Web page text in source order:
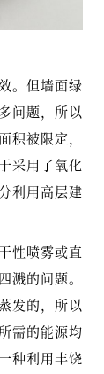
。但墙面绿
问题，所以
积被限定，
采用了氧化
利用高层建
性喷雾或直
溅的问题。
发的，所以
需的能源均
种利用丰饶